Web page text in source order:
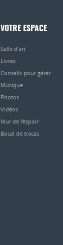
VOTRE ESPACE
Salle d’art
Livres
Conseils pour gérer
Musique
Photos
Vidéos
Mur de l’espoir
Bocal de tracas